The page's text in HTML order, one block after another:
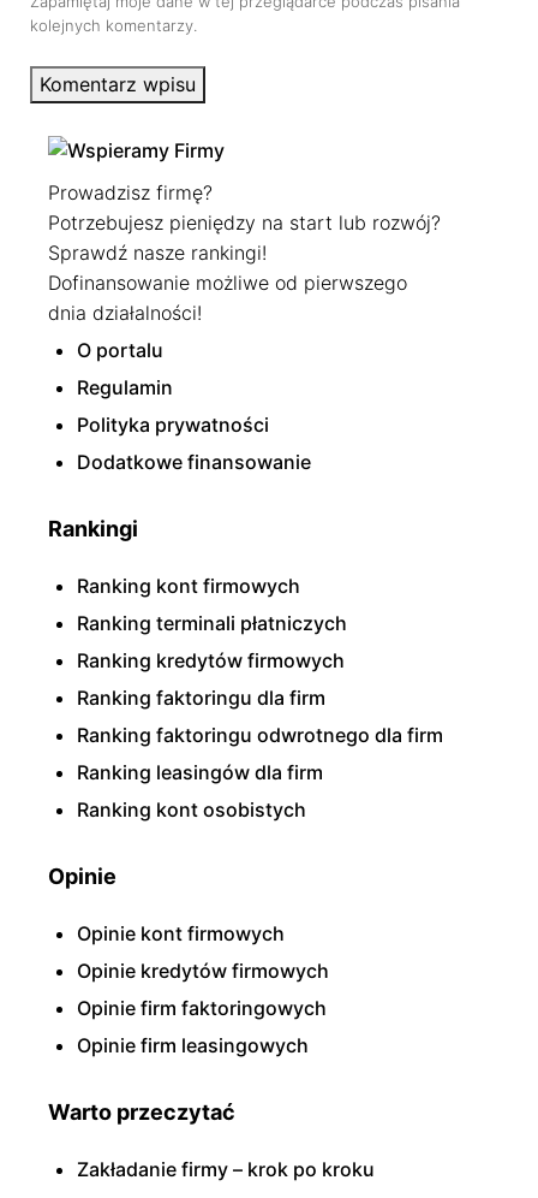
kolejnych komentarzy.
Komentarz wpisu
Prowadzisz firmę?
Potrzebujesz pieniędzy na start lub rozwój?
Sprawdź nasze rankingi!
Dofinansowanie możliwe od pierwszego
dnia działalności!
O portalu
Regulamin
Polityka prywatności
Dodatkowe finansowanie
Rankingi
Ranking kont firmowych
Ranking terminali płatniczych
Ranking kredytów firmowych
Ranking faktoringu dla firm
Ranking faktoringu odwrotnego dla firm
Ranking leasingów dla firm
Ranking kont osobistych
Opinie
Opinie kont firmowych
Opinie kredytów firmowych
Opinie firm faktoringowych
Opinie firm leasingowych
Warto przeczytać
Zakładanie firmy – krok po kroku